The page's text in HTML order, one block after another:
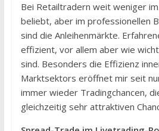
Bei Retailtradern weit weniger im
beliebt, aber im professionellen
sind die Anleihenmärkte.
effizient, vor allem aber wie
sind. Besonders die Effizienz
Marktsektors eröffnet mir seit
immer wieder Tradingchancen,
gleichzeitig sehr attraktiven